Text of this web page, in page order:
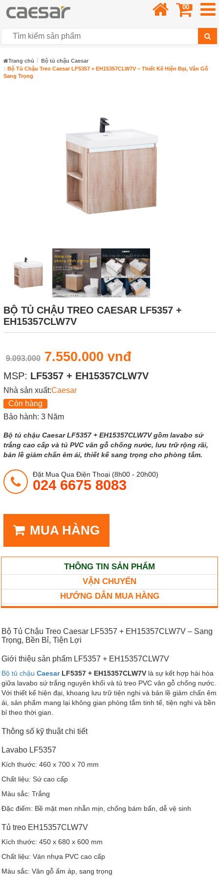
00
Trang chủ
Bộ tủ chậu Caesar
Bộ Tủ Chậu Treo Caesar LF5357 + EH15357CLW7V – Thiết Kế Hiện Đại, Vân Gỗ
Sang Trọng
BỘ TỦ CHẬU TREO CAESAR LF5357 +
EH15357CLW7V
9.093.000 7.550.000 vnđ
MSP: LF5357 + EH15357CLW7V
Nhà sản xuất:Caesar
Còn hàng
Bảo hành: 3 Năm
Bộ tủ chậu Caesar LF5357 + EH15357CLW7V gồm lavabo sứ
trắng cao cấp và tủ PVC vân gỗ chống nước, lưu trữ rộng rãi,
bản lề giảm chấn êm ái, thiết kế sang trọng cho phòng tắm.
Đặt Mua Qua Điện Thoại (8h00 - 20h00)
024 6675 8083
MUA HÀNG
THÔNG TIN SẢN PHẨM
VẬN CHUYỂN
HƯỚNG DẪN MUA HÀNG
Bộ Tủ Chậu Treo Caesar LF5357 + EH15357CLW7V – Sang
Trọng, Bền Bỉ, Tiện Lợi
Giới thiệu sản phẩm LF5357 + EH15357CLW7V
Bộ tủ chậu CaesarLF5357 + EH15357CLW7V là sự kết hợp hài hòa
giữa lavabo sứ trắng nguyên khối và tủ treo PVC vân gỗ chống nước.
Với thiết kế hiện đại, khoang lưu trữ tiện nghi và bản lề giảm chấn êm
ái, sản phẩm mang lại không gian phòng tắm tinh tế, tiện nghi và bền
bỉ theo thời gian.
Thông số kỹ thuật chi tiết
Lavabo LF5357
Kích thước: 460 x 700 x 70 mm
Chất liệu: Sứ cao cấp
Màu sắc: Trắng
Đặc điểm: Bề mặt men nhẵn mịn, chống bám bẩn, dễ vệ sinh
Tủ treo EH15357CLW7V
Kích thước: 450 x 680 x 600 mm
Chất liệu: Ván nhựa PVC cao cấp
Màu sắc: Vân gỗ ấm áp, sang trọng